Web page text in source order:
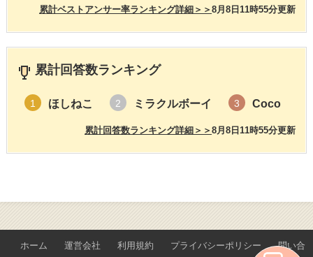
8月8日11時55分更新
累計ベストアンサー率ランキング詳細＞＞
累計回答数ランキング
1 ほしねこ 2 ミラクルボーイ 3 Coco
8月8日11時55分更新
累計回答数ランキング詳細＞＞
ホーム 運営会社 利用規約 プライバシーポリシー 問い合